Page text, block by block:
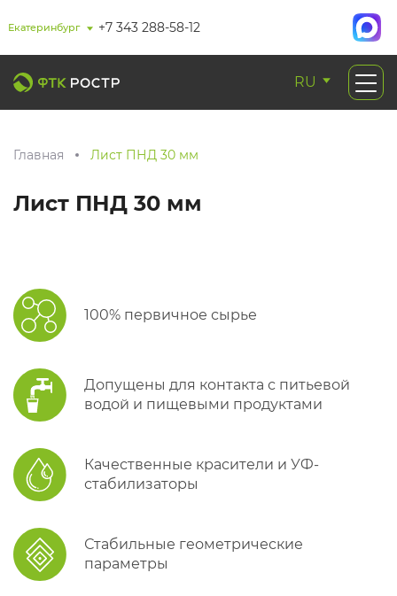
Екатеринбург +7 343 288-58-12
RU
Главная Лист ПНД 30 мм
Лист ПНД 30 мм
100% первичное сырье
Допущены для контакта с питьевой
водой и пищевыми продуктами
Качественные красители и УФ-
стабилизаторы
Стабильные геометрические
параметры